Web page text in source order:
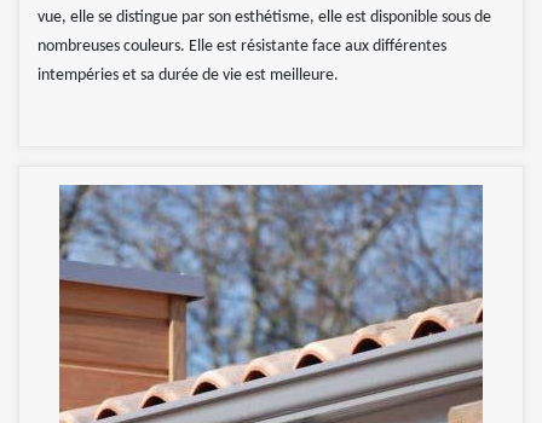
vue, elle se distingue par son esthétisme, elle est disponible sous de
nombreuses couleurs. Elle est résistante face aux différentes
intempéries et sa durée de vie est meilleure.